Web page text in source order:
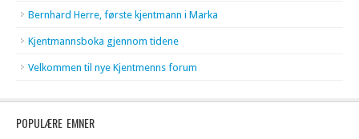
Bernhard Herre, første kjentmann i Marka
Kjentmannsboka gjennom tidene
Velkommen til nye Kjentmenns forum
POPULÆRE EMNER